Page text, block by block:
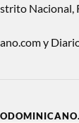
Nacional,
y